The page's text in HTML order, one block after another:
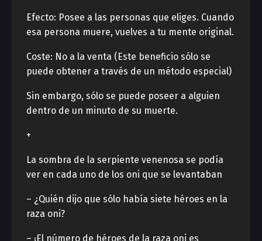
Efecto: Posee a las personas que eliges. Cuando
esa persona muere, vuelves a tu mente original.
Coste: No a la venta (Este beneficio sólo se
puede obtener a través de un método especial)
Sin embargo, sólo se puede poseer a alguien
dentro de un minuto de su muerte.
+
La sombra de la serpiente venenosa se podía
ver en cada uno de los oni que se levantaban
– ¿Quién dijo que sólo había siete héroes en la
raza oni?
– ¡El número de héroes de la raza oni es